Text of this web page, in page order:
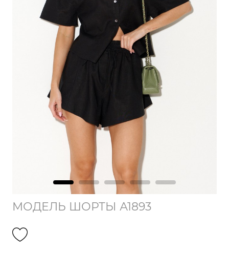
МОДЕЛЬ ШОРТЫ А1893